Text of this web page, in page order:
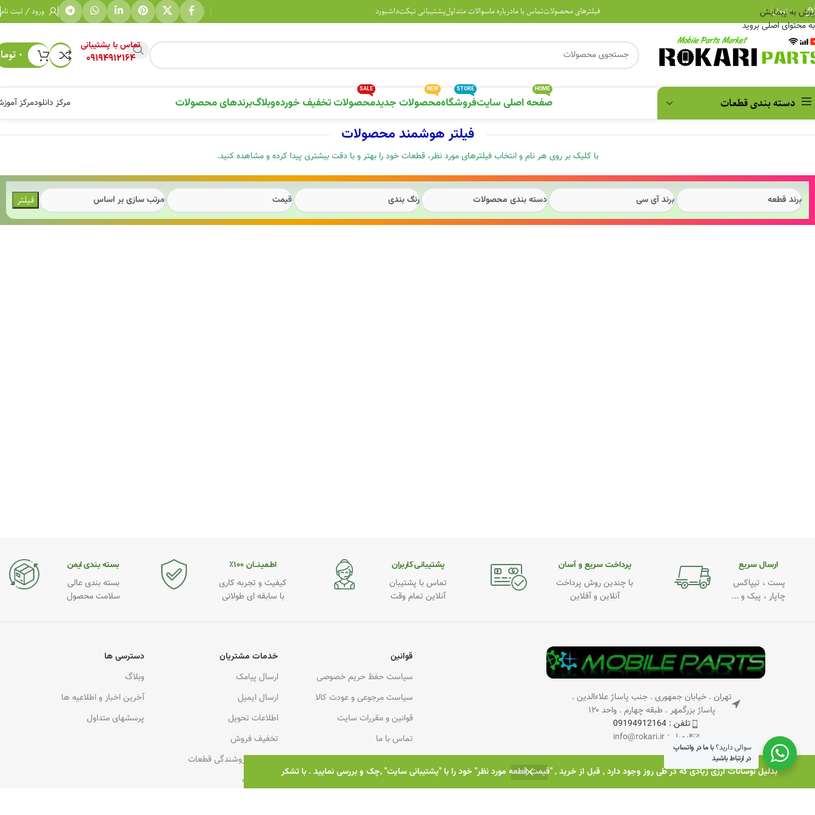
بدلیل نوسانات ارزی زیادی که در طی روز وجود دارد , قبل از خرید , "قیمت قطعه مورد نظر" خود را با "پشتیبانی سایت" ,چک و بررسی نمایید . با تشکر
پرش به پیمایش
به محتوای اصلی بروید
۰تومان فیلترهای محصولاتتماس با مادرباره ماسوالات متداولپشتیبانی تیکتداشبورد ورود / ثبت نام
تماس با پشتیبانی
09194912164 ۰
دسته بندی قطعات صفحه اصلی سایت
HOME
فروشگاه
STORE
محصولات جدید
NEW
محصولات تخفیف خورده
SALE
وبلاگبرندهای محصولات مرکز دانلودمرکز
فیلتر هوشمند محصولات
با کلیک بر روی هر نام و انتخاب فیلترهای مورد نظر، قطعات خود را بهتر و با دقت بیشتری پیدا کرده و مشاهده کنید.
برند قطعه برند آی سی دسته بندی محصولات رنگ بندی قیمت مرتب سازی بر اساس فیلتر
ارسال سریع
پست ، تیپاکس
چاپار ، پیک و ...
پرداخت سریع و آسان
با چندین روش پرداخت
آنلاین و آفلاین
پشتیبانی کاربران
تماس با پشتیبان
آنلاین تمام وقت
اطـمینــان ۱۰۰٪
کیفیت و تجربه کاری
با سابقه ای طولانی
بسته بندی ایمن
بسته بندی عالی
سلامت محصول
تهران . خیابان جمهوری . جنب پاساژ علاءالدین .
پاساژ بزرگمهر . طبقه چهارم . واحد ۱۲۰
تلفن : 09194912164
ایمیل : info@rokari.ir
قوانین
سیاست حفظ حریم خصوصی
سیاست مرجوعی و عودت کالا
قوانین و مقررات سایت
تماس با ما
خدمات مشتریان
ارسال پیامک
ارسال ایمیل
اطلاعات تحویل
تخفیف فروش
همکاری فروشندگی قطعات
کارت هدیه
دسترسی ها
وبلاگ
آخرین اخبار و اطلاعیه ها
پرسشهای متداول
سوالی دارید؟با ما در واتساپ
در ارتباط باشید